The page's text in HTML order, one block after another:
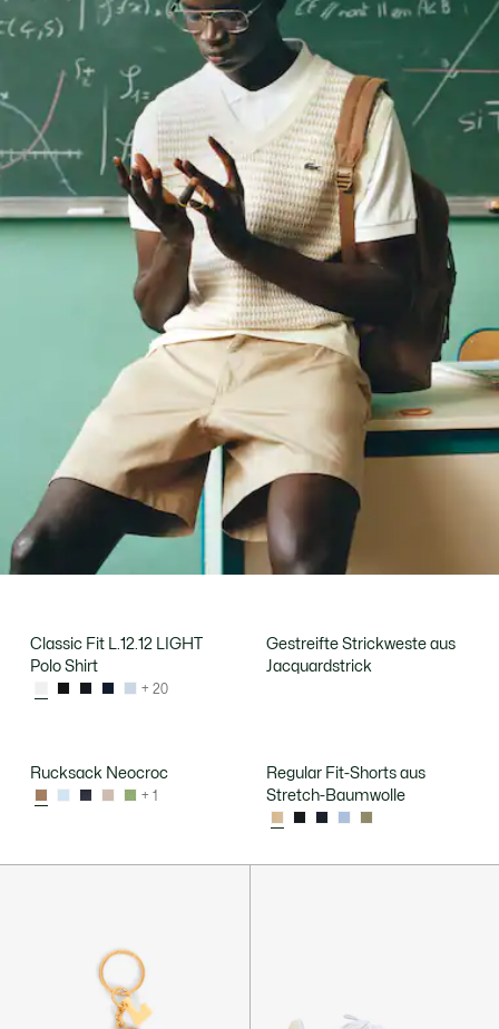
Classic Fit L.12.12 LIGHT
Polo Shirt
+ 20
Gestreifte Strickweste aus
Jacquardstrick
Rucksack Neocroc
+ 1
Regular Fit-Shorts aus
Stretch-Baumwolle